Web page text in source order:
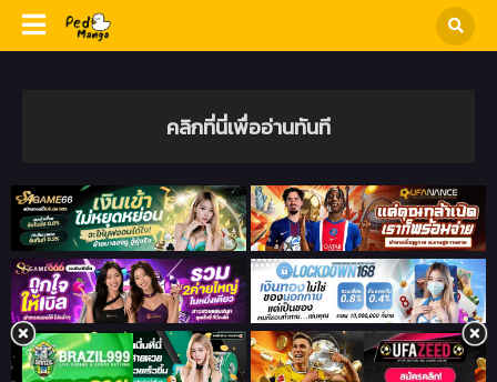
คลิกที่นี่เพื่ออ่านทันที